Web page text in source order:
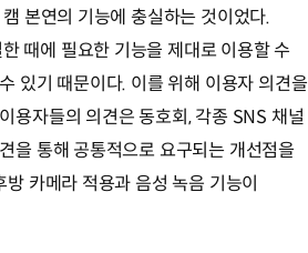
본연의 기능에 충실하는 것이었다.
때에 필요한 기능을 제대로 이용할 수
있기 때문이다. 이를 위해 이용자 의견을
용자들의 의견은 동호회, 각종 SNS 채널
을 통해 공통적으로 요구되는 개선점을
카메라 적용과 음성 녹음 기능이